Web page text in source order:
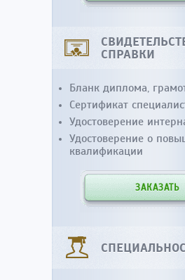
СПРАВКИ
Бланк диплома,
Сертификат
Удостоверение
Удостоверение о
квалификации
ЗАКАЗАТЬ